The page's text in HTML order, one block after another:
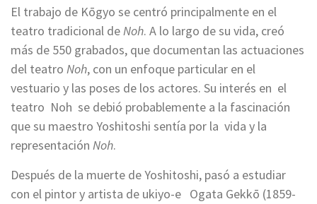
El trabajo de Kōgyo se centró principalmente en el
teatro tradicional deNoh. A lo largo de su vida, creó
más de 550 grabados, que documentan las actuaciones
del teatro Noh, con un enfoque particular en el
vestuario y las poses de los actores. Su interés en el
teatro Noh se debió probablemente a la fascinación
que su maestro Yoshitoshi sentía por la vida y la
representación Noh.
Después de la muerte de Yoshitoshi, pasó a estudiar
con el pintor y artista de ukiyo-e Ogata Gekkō (1859-